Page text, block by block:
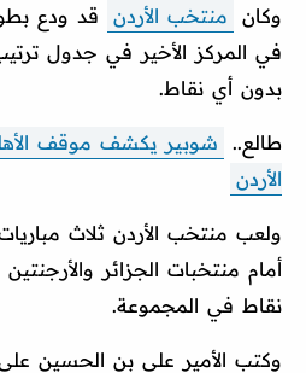
وكان منتخب الأردن
في المركز الأخير في جدول
بدون أي نقاط.
طالع..
شوبير يكشف موقف
الأردن
ولعب منتخب الأردن ثلاث
أمام منتخبات الجزائر
نقاط في المجموعة.
وكتب الأمير علي بن الحسين